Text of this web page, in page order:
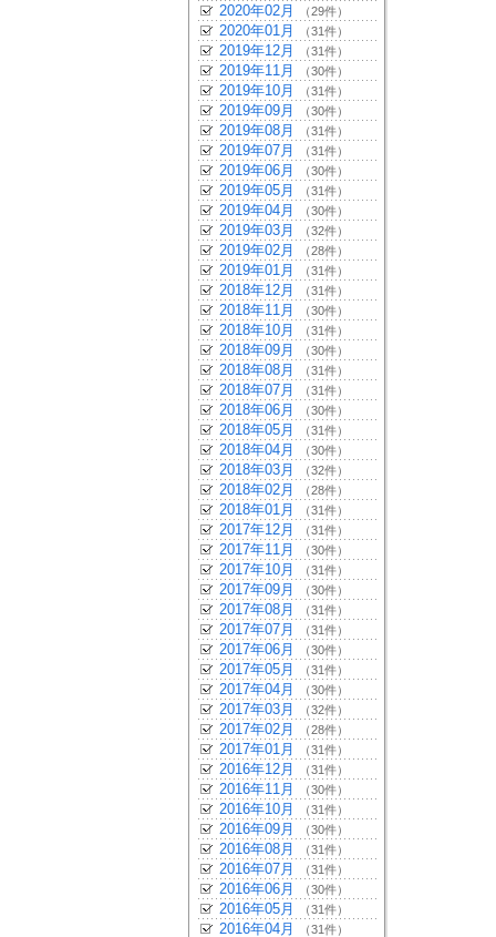
2020年02月 （29件）
2020年01月 （31件）
2019年12月 （31件）
2019年11月 （30件）
2019年10月 （31件）
2019年09月 （30件）
2019年08月 （31件）
2019年07月 （31件）
2019年06月 （30件）
2019年05月 （31件）
2019年04月 （30件）
2019年03月 （32件）
2019年02月 （28件）
2019年01月 （31件）
2018年12月 （31件）
2018年11月 （30件）
2018年10月 （31件）
2018年09月 （30件）
2018年08月 （31件）
2018年07月 （31件）
2018年06月 （30件）
2018年05月 （31件）
2018年04月 （30件）
2018年03月 （32件）
2018年02月 （28件）
2018年01月 （31件）
2017年12月 （31件）
2017年11月 （30件）
2017年10月 （31件）
2017年09月 （30件）
2017年08月 （31件）
2017年07月 （31件）
2017年06月 （30件）
2017年05月 （31件）
2017年04月 （30件）
2017年03月 （32件）
2017年02月 （28件）
2017年01月 （31件）
2016年12月 （31件）
2016年11月 （30件）
2016年10月 （31件）
2016年09月 （30件）
2016年08月 （31件）
2016年07月 （31件）
2016年06月 （30件）
2016年05月 （31件）
2016年04月 （31件）